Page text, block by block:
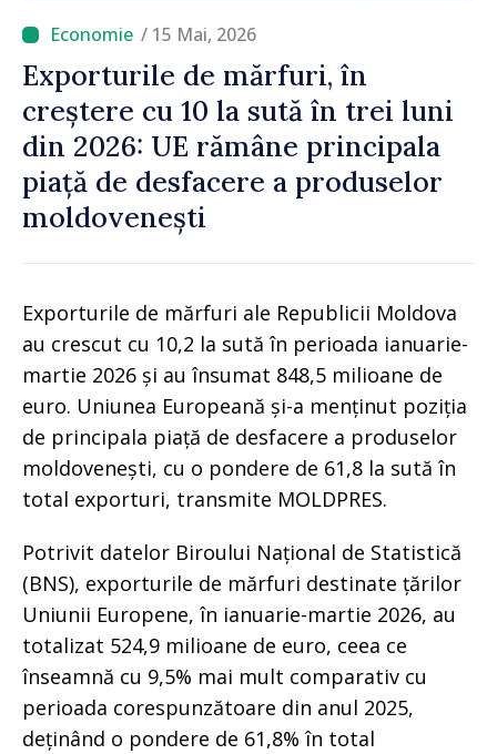
/ 15 Mai, 2026
Exporturile de mărfuri, în
creștere cu 10 la sută în trei luni
din 2026: UE rămâne principala
piață de desfacere a produselor
moldovenești
Exporturile de mărfuri ale Republicii Moldova
au crescut cu 10,2 la sută în perioada ianuarie-
martie 2026 și au însumat 848,5 milioane de
euro. Uniunea Europeană și-a menținut poziția
de principala piață de desfacere a produselor
moldovenești, cu o pondere de 61,8 la sută în
total exporturi, transmite MOLDPRES.
Potrivit datelor Biroului Național de Statistică
(BNS), exporturile de mărfuri destinate țărilor
Uniunii Europene, în ianuarie-martie 2026, au
totalizat 524,9 milioane de euro, ceea ce
înseamnă cu 9,5% mai mult comparativ cu
perioada corespunzătoare din anul 2025,
deținând o pondere de 61,8% în total